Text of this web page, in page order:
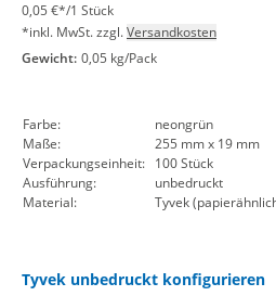
0,05 €*/1 Stück
*inkl. MwSt. zzgl.Versandkosten
Gewicht: 0,05 kg/Pack
Farbe:
neongrün
Maße:
255 mm x 19 mm
Verpackungseinheit: 100 Stück
Ausführung:
unbedruckt
Material:
Tyvek
Tyvek unbedruckt konfigurieren